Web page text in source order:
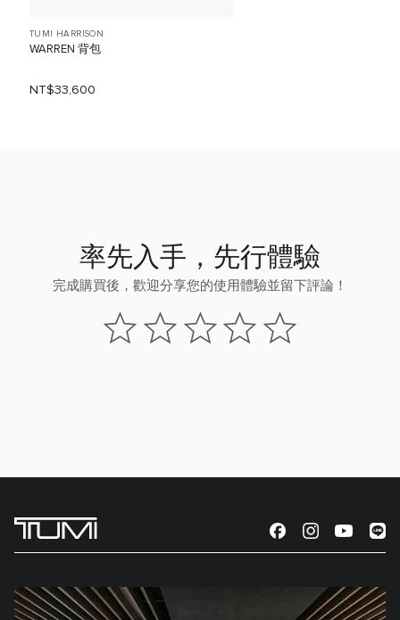
TUMI HARRISON
WARREN 背包
NT$33,600
率先入手，先行體驗
完成購買後，歡迎分享您的使用體驗並留下評論！